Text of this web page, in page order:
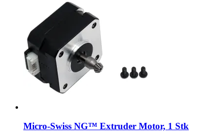
Micro-Swiss NG™ Extruder Motor, 1 Stk